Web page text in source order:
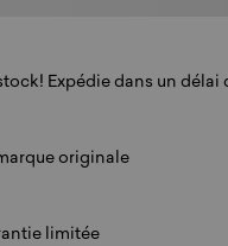
Expédie dans un délai
originale
limitée